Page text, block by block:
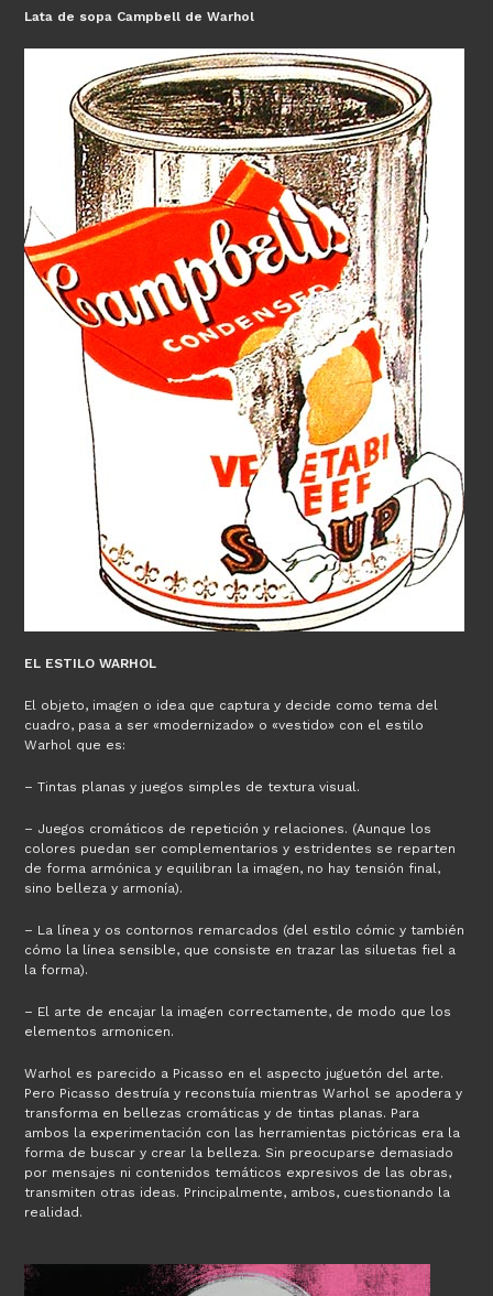
Lata de sopa Campbell de Warhol
EL ESTILO WARHOL
El objeto, imagen o idea que captura y decide como tema del
cuadro, pasa a ser «modernizado» o «vestido» con el estilo
Warhol que es:
– Tintas planas y juegos simples de textura visual.
– Juegos cromáticos de repetición y relaciones. (Aunque los
colores puedan ser complementarios y estridentes se reparten
de forma armónica y equilibran la imagen, no hay tensión final,
sino belleza y armonía).
– La línea y os contornos remarcados (del estilo cómic y también
cómo la línea sensible, que consiste en trazar las siluetas fiel a
la forma).
– El arte de encajar la imagen correctamente, de modo que los
elementos armonicen.
Warhol es parecido a Picasso en el aspecto juguetón del arte.
Pero Picasso destruía y reconstuía mientras Warhol se apodera y
transforma en bellezas cromáticas y de tintas planas. Para
ambos la experimentación con las herramientas pictóricas era la
forma de buscar y crear la belleza. Sin preocuparse demasiado
por mensajes ni contenidos temáticos expresivos de las obras,
transmiten otras ideas. Principalmente, ambos, cuestionando la
realidad.